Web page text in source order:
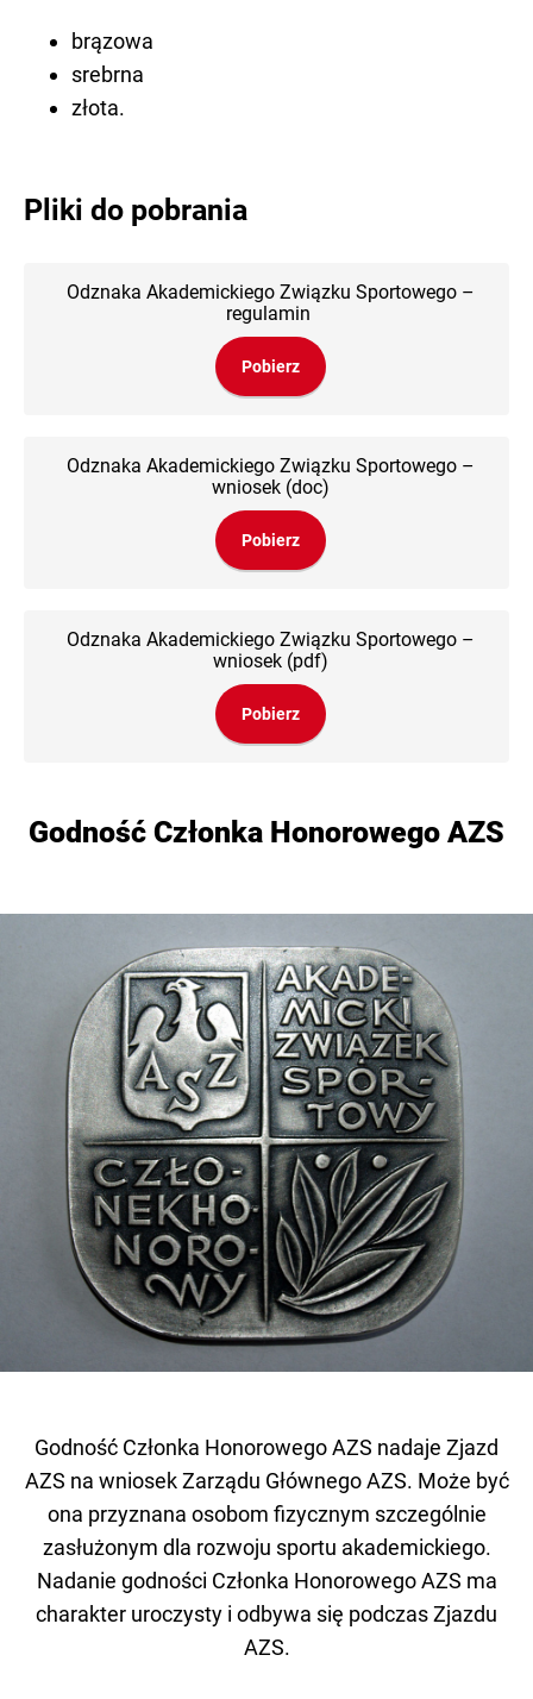
brązowa
srebrna
złota.
Pliki do pobrania
Odznaka Akademickiego Związku Sportowego –
regulamin
Pobierz
Odznaka Akademickiego Związku Sportowego –
wniosek (doc)
Pobierz
Odznaka Akademickiego Związku Sportowego –
wniosek (pdf)
Pobierz
Godność Członka Honorowego AZS
Godność Członka Honorowego AZS nadaje Zjazd
AZS na wniosek Zarządu Głównego AZS. Może być
ona przyznana osobom fizycznym szczególnie
zasłużonym dla rozwoju sportu akademickiego.
Nadanie godności Członka Honorowego AZS ma
charakter uroczysty i odbywa się podczas Zjazdu
AZS.